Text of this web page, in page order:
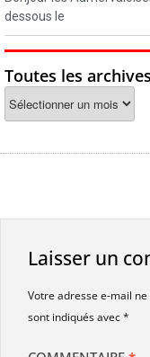
dessous le
Toutes les archives
Laisser un
Votre adresse e-mail
sont indiqués avec*